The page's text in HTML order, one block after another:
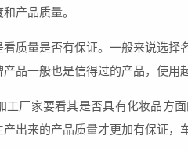
产品质量。
质量是否有保证。一般来说选
品一般也是信得过的产品，使用
工厂家要看其是否具有化妆品方
出来的产品质量才更加有保证，